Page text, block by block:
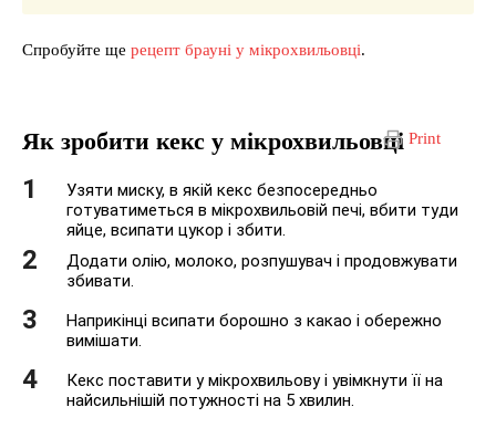
Спробуйте ще рецепт брауні у мікрохвильовці.
Print
Як зробити кекс у мікрохвильовці
Узяти миску, в якій кекс безпосередньо
готуватиметься в мікрохвильовій печі, вбити туди
яйце, всипати цукор і збити.
Додати олію, молоко, розпушувач і продовжувати
збивати.
Наприкінці всипати борошно з какао і обережно
вимішати.
Кекс поставити у мікрохвильову і увімкнути її на
найсильнішій потужності на 5 хвилин.